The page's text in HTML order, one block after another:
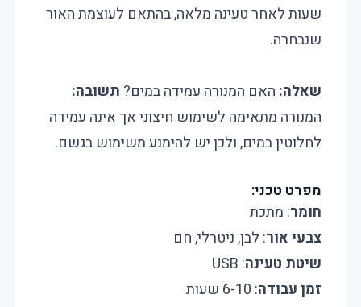
שעות לאחר טעינה מלאה, בהתאם לעוצמת האור
שנבחרה.
שאלה: האם המנורה עמידה במים? תשובה:
המנורה מתאימה לשימוש חיצוני אך אינה עמידה
לחלוטין במים, ולכן יש להימנע משימוש בגשם.
מפרט טכני:
חומר: מתכת
צבעי אור: לבן, ניטרלי, חם
שיטת טעינה: USB
זמן עבודה: 6-10 שעות